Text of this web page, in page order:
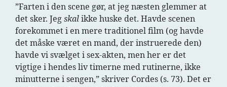
”Farten i den scene gør, at jeg næsten glemmer at
det sker. Jegskalikke huske det. Havde scenen
forekommet i en mere traditionel film (og havde
det måske været en mand, der instruerede den)
havde vi svælget i sex-akten, men her er det
vigtige i hendes liv timerne med rutinerne, ikke
minutterne i sengen,” skriver Cordes (s. 73). Det er